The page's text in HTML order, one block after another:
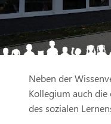
Neben der
Kollegium auch
des sozialen